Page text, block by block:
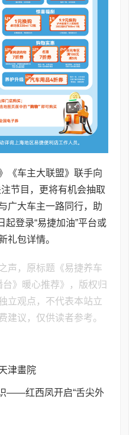
《车主大联盟》联手向
节目，更将有机会抽取
广大车主一路同行，助
起登录“易捷加油”平台或
礼包详情。
声，原标题《易捷养车
》暖心推荐》，版权归
立观点，不代表本站立
建议，仅供读者参考。
津畫院
——红西凤开启“舌尖外